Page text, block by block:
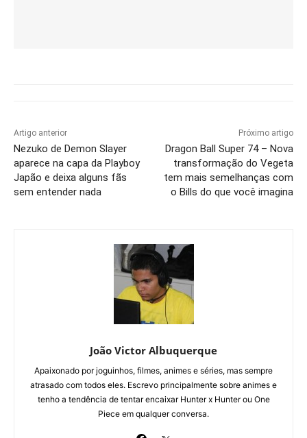
Artigo anterior
Nezuko de Demon Slayer
aparece na capa da Playboy
Japão e deixa alguns fãs
sem entender nada
Próximo artigo
Dragon Ball Super 74 – Nova
transformação do Vegeta
tem mais semelhanças com
o Bills do que você imagina
João Victor Albuquerque
Apaixonado por joguinhos, filmes, animes e séries, mas sempre
atrasado com todos eles. Escrevo principalmente sobre animes e
tenho a tendência de tentar encaixar Hunter x Hunter ou One
Piece em qualquer conversa.